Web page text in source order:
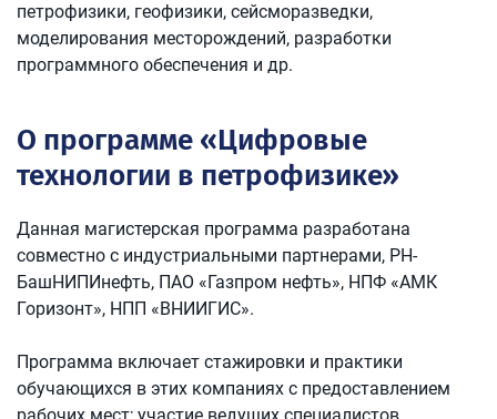
петрофизики, геофизики, сейсморазведки,
моделирования месторождений, разработки
программного обеспечения и др.
О программе «Цифровые
технологии в петрофизике»
Данная магистерская программа разработана
совместно с индустриальными партнерами, РН-
БашНИПИнефть, ПАО «Газпром нефть», НПФ «АМК
Горизонт», НПП «ВНИИГИС».
Программа включает стажировки и практики
обучающихся в этих компаниях с предоставлением